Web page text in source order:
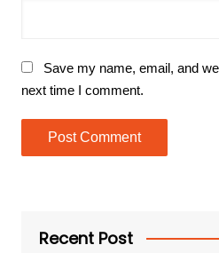
Save my name, email, and
next time I comment.
Recent Post